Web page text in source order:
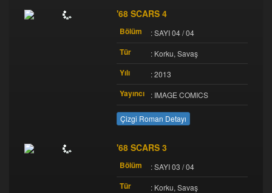
'68 SCARS 4
Bölüm : SAYI 04 / 04
Tür : Korku, Savaş
Yılı : 2013
Yayıncı : IMAGE COMICS
Çizgi Roman Detayı
'68 SCARS 3
Bölüm : SAYI 03 / 04
Tür : Korku, Savaş